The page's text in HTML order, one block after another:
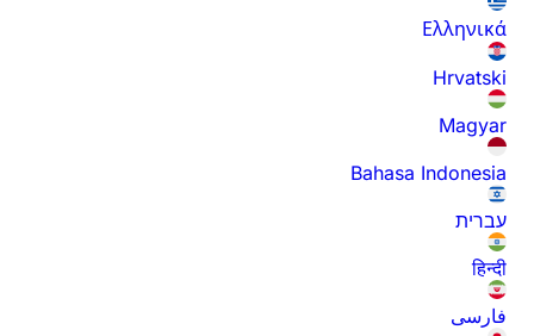
Ελληνικά
Hrvatski
Magyar
Bahasa Indonesia
עברית
हिन्दी
فارسی